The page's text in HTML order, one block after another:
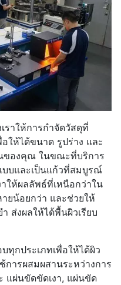
าให้การกำจัดวัสดุที่
ให้ได้ขนาด รูปร่าง และ
ของคุณ ในขณะที่บริการ
บบและเป็นแก้วที่สมบูรณ์
ให้ผลลัพธ์ที่เหนือกว่าใน
ายน้อยกว่า และช่วยให้
ส่งผลให้ได้พื้นผิวเรียบ
ทุกประเภทเพื่อให้ได้ผิว
การผสมผสานระหว่างการ
แผ่นขัดขัดเงา, แผ่นขัด